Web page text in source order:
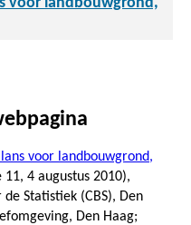
voor landbouwgrond,
11, 4 augustus 2010),
Statistiek (CBS), Den
Den Haag;